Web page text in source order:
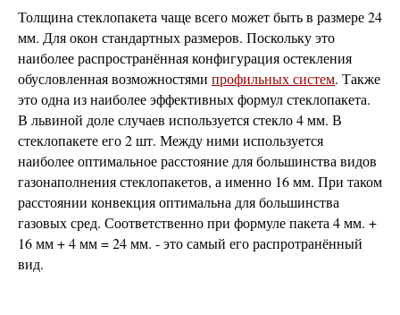
Толщина стеклопакета чаще всего может быть в размере 24
мм. Для окон стандартных размеров. Поскольку это
наиболее распространённая конфигурация остекления
обусловленная возможностями профильных систем. Также
это одна из наиболее эффективных формул стеклопакета.
В львиной доле случаев используется стекло 4 мм. В
стеклопакете его 2 шт. Между ними используется
наиболее оптимальное расстояние для большинства видов
газонаполнения стеклопакетов, а именно 16 мм. При таком
расстоянии конвекция оптимальна для большинства
газовых сред. Соответственно при формуле пакета 4 мм. +
16 мм + 4 мм = 24 мм. - это самый его распротранённый
вид.